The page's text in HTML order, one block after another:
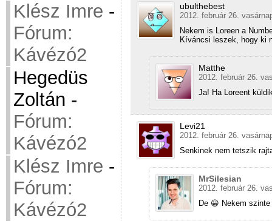
Klész Imre -
Fórum:
Kávézó2
Hegedüs
Zoltán -
Fórum:
Kávézó2
Klész Imre -
Fórum:
Kávézó2
ubulthebest
2012. február 26.
Nekem is Loreen a
Kíváncsi leszek, hogy ki
Matthe
2012. február 26.
Ja! Ha Loreent
Levi21
2012. február 26.
Senkinek nem tetszik
MrSilesian
2012. február 26.
De 😀 Nekem